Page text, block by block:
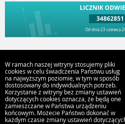
LICZNIK
34862851
Od dnia 23 czerwca
Urząd Miasta
Graniczna 2, 66-470
W ramach naszej witryny stosujemy pliki
cookies w celu świadczenia Państwu usług
na najwyższym poziomie, w tym w sposób
dostosowany do indywidualnych potrzeb.
Korzystanie z witryny bez zmiany ustawień
dotyczących cookies oznacza, że będą one
zamieszczane w Państwa urządzeniu
końcowym. Możecie Państwo dokonać w
każdym czasie zmiany ustawień